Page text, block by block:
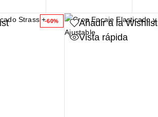
-60%
Añadir a la Wishlist
Vista rápida